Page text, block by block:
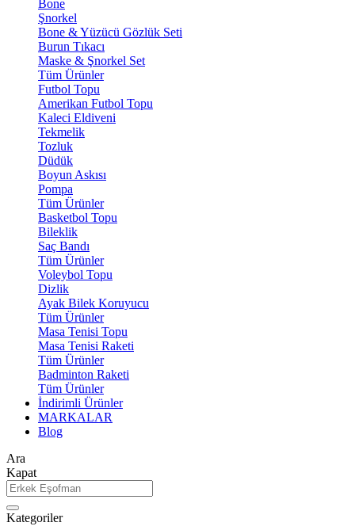
Bone
Şnorkel
Bone & Yüzücü Gözlük Seti
Burun Tıkacı
Maske & Şnorkel Set
Tüm Ürünler
Futbol Topu
Amerikan Futbol Topu
Kaleci Eldiveni
Tekmelik
Tozluk
Düdük
Boyun Askısı
Pompa
Tüm Ürünler
Basketbol Topu
Bileklik
Saç Bandı
Tüm Ürünler
Voleybol Topu
Dizlik
Ayak Bilek Koruyucu
Tüm Ürünler
Masa Tenisi Topu
Masa Tenisi Raketi
Tüm Ürünler
Badminton Raketi
Tüm Ürünler
İndirimli Ürünler
MARKALAR
Blog
Ara
Kapat
Kategoriler